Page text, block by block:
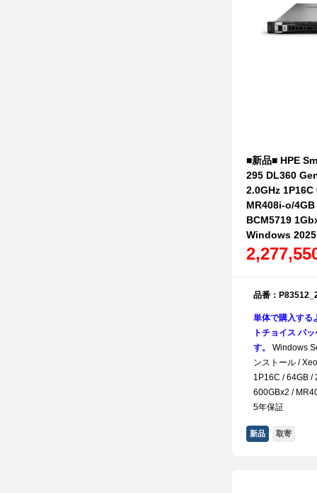
■新品■ HPE
295 DL360
2.0GHz 1P16C
MR408i-o/
BCM5719
Windows 2025
品番：
単体で購入する
トチョイス パ
す。
Windows
ンストール /
1P16C / 64GB /
600GBx2 /
5年保証
新品 取寄